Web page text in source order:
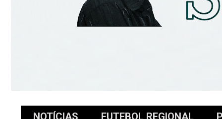
NOTÍCIAS FUTEBOL REGIONAL